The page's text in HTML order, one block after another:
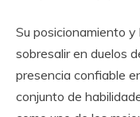
Su posicionamiento
sobresalir en duelos
presencia confiable
conjunto de